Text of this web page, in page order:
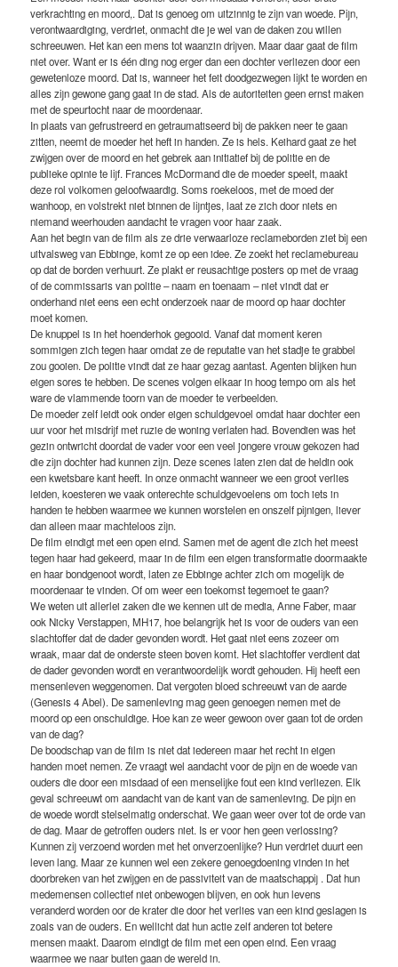
verkrachting en moord,. Dat is genoeg om uitzinnig te zijn van woede. Pijn,
verontwaardiging, verdriet, onmacht die je wel van de daken zou willen
schreeuwen. Het kan een mens tot waanzin drijven. Maar daar gaat de film
niet over. Want er is één ding nog erger dan een dochter verliezen door een
gewetenloze moord. Dat is, wanneer het feit doodgezwegen lijkt te worden en
alles zijn gewone gang gaat in de stad. Als de autoriteiten geen ernst maken
met de speurtocht naar de moordenaar.
In plaats van gefrustreerd en getraumatiseerd bij de pakken neer te gaan
zitten, neemt de moeder het heft in handen. Ze is hels. Keihard gaat ze het
zwijgen over de moord en het gebrek aan initiatief bij de politie en de
publieke opinie te lijf. Frances McDormand die de moeder speelt, maakt
deze rol volkomen geloofwaardig. Soms roekeloos, met de moed der
wanhoop, en volstrekt niet binnen de lijntjes, laat ze zich door niets en
niemand weerhouden aandacht te vragen voor haar zaak.
Aan het begin van de film als ze drie verwaarloze reclameborden ziet bij een
uitvalsweg van Ebbinge, komt ze op een idee. Ze zoekt het reclamebureau
op dat de borden verhuurt. Ze plakt er reusachtige posters op met de vraag
of de commissaris van politie – naam en toenaam – niet vindt dat er
onderhand niet eens een echt onderzoek naar de moord op haar dochter
moet komen.
De knuppel is in het hoenderhok gegooid. Vanaf dat moment keren
sommigen zich tegen haar omdat ze de reputatie van het stadje te grabbel
zou gooien. De politie vindt dat ze haar gezag aantast. Agenten blijken hun
eigen sores te hebben. De scenes volgen elkaar in hoog tempo om als het
ware de vlammende toorn van de moeder te verbeelden.
De moeder zelf leidt ook onder eigen schuldgevoel omdat haar dochter een
uur voor het misdrijf met ruzie de woning verlaten had. Bovendien was het
gezin ontwricht doordat de vader voor een veel jongere vrouw gekozen had
die zijn dochter had kunnen zijn. Deze scenes laten zien dat de heldin ook
een kwetsbare kant heeft. In onze onmacht wanneer we een groot verlies
leiden, koesteren we vaak onterechte schuldgevoelens om toch iets in
handen te hebben waarmee we kunnen worstelen en onszelf pijnigen, liever
dan alleen maar machteloos zijn.
De film eindigt met een open eind. Samen met de agent die zich het meest
tegen haar had gekeerd, maar in de film een eigen transformatie doormaakte
en haar bondgenoot wordt, laten ze Ebbinge achter zich om mogelijk de
moordenaar te vinden. Of om weer een toekomst tegemoet te gaan?
We weten uit allerlei zaken die we kennen uit de media, Anne Faber, maar
ook Nicky Verstappen, MH17, hoe belangrijk het is voor de ouders van een
slachtoffer dat de dader gevonden wordt. Het gaat niet eens zozeer om
wraak, maar dat de onderste steen boven komt. Het slachtoffer verdient dat
de dader gevonden wordt en verantwoordelijk wordt gehouden. Hij heeft een
mensenleven weggenomen. Dat vergoten bloed schreeuwt van de aarde
(Genesis 4 Abel). De samenleving mag geen genoegen nemen met de
moord op een onschuldige. Hoe kan ze weer gewoon over gaan tot de orden
van de dag?
De boodschap van de film is niet dat iedereen maar het recht in eigen
handen moet nemen. Ze vraagt wel aandacht voor de pijn en de woede van
ouders die door een misdaad of een menselijke fout een kind verliezen. Elk
geval schreeuwt om aandacht van de kant van de samenleving. De pijn en
de woede wordt stelselmatig onderschat. We gaan weer over tot de orde van
de dag. Maar de getroffen ouders niet. Is er voor hen geen verlossing?
Kunnen zij verzoend worden met het onverzoenlijke? Hun verdriet duurt een
leven lang. Maar ze kunnen wel een zekere genoegdoening vinden in het
doorbreken van het zwijgen en de passiviteit van de maatschappij . Dat hun
medemensen collectief niet onbewogen blijven, en ook hun levens
veranderd worden oor de krater die door het verlies van een kind geslagen is
zoals van de ouders. En wellicht dat hun actie zelf anderen tot betere
mensen maakt. Daarom eindigt de film met een open eind. Een vraag
waarmee we naar buiten gaan de wereld in.